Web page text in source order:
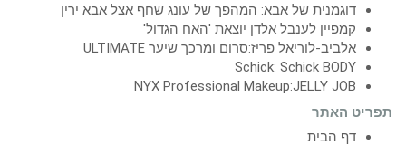
דוגמנית של אבא: המהפך של עונג שחף אצל אבא ירין
קמפיין לענבל אלדן יוצאת 'האח הגדול'
אלביב-לוריאל פריז:סרום ומרכך שיער ULTIMATE
Schick: Schick BODY
NYX Professional Makeup:JELLY JOB
תפריט האתר
דף הבית